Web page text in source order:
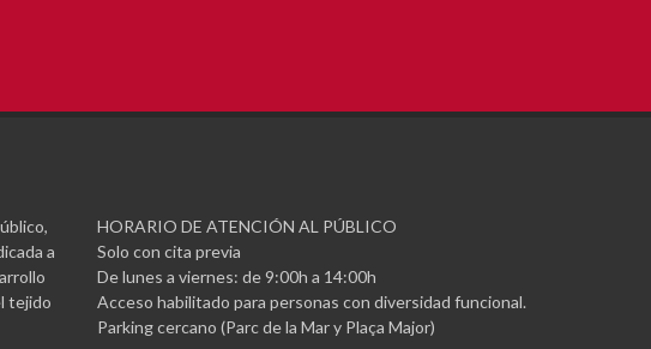
a
tejido
HORARIO DE ATENCIÓN AL PÚBLICO
Solo con cita previa
De lunes a viernes: de 9:00h a 14:00h
Acceso habilitado para personas con diversidad funcional.
Parking cercano (Parc de la Mar y Plaça Major)